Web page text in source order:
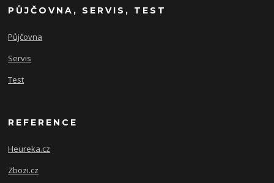
PŮJČOVNA, SERVIS, TEST
Půjčovna
Servis
Test
REFERENCE
Heureka.cz
Zbozi.cz